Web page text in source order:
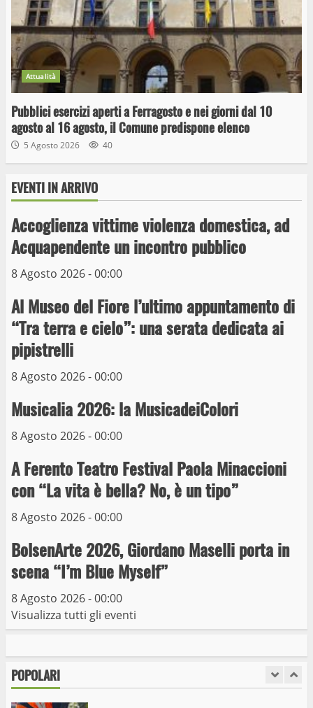
Attualità
Pubblici esercizi aperti a Ferragosto e nei giorni dal 10
agosto al 16 agosto, il Comune predispone elenco
5 Agosto 2026 40
EVENTI IN ARRIVO
Accoglienza vittime violenza domestica, ad
Acquapendente un incontro pubblico
8 Agosto 2026 - 00:00
Al Museo del Fiore l’ultimo appuntamento di
“Tra terra e cielo”: una serata dedicata ai
pipistrelli
8 Agosto 2026 - 00:00
Musicalia 2026: la MusicadeiColori
8 Agosto 2026 - 00:00
A Ferento Teatro Festival Paola Minaccioni
con “La vita è bella? No, è un tipo”
8 Agosto 2026 - 00:00
BolsenArte 2026, Giordano Maselli porta in
scena “I’m Blue Myself”
8 Agosto 2026 - 00:00
Visualizza tutti gli eventi
POPOLARI
3
9 Maggio 2023
4
delle auto in sosta a Viterbo
5
Prorogata la mostra dei bozzetti di
Michelangelo Buonarroti ospitata al
Museo dei Portici
19 Gennaio 2023
6
capolinea al terminal Riello dal 15 al 17
15 Giugno 2023
7
Viterbo
10 Maggio 2023
detenzione ai fini di spaccio di sostanze
stupefacenti
ritiro rifiuti porta a porta